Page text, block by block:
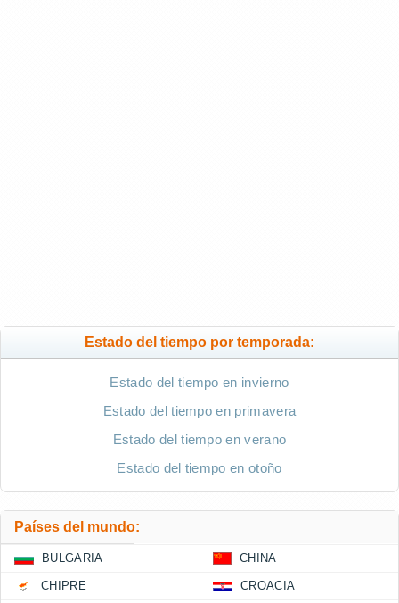
Estado del tiempo por temporada:
Estado del tiempo en invierno
Estado del tiempo en primavera
Estado del tiempo en verano
Estado del tiempo en otoño
Países del mundo:
BULGARIA CHINA
CHIPRE CROACIA